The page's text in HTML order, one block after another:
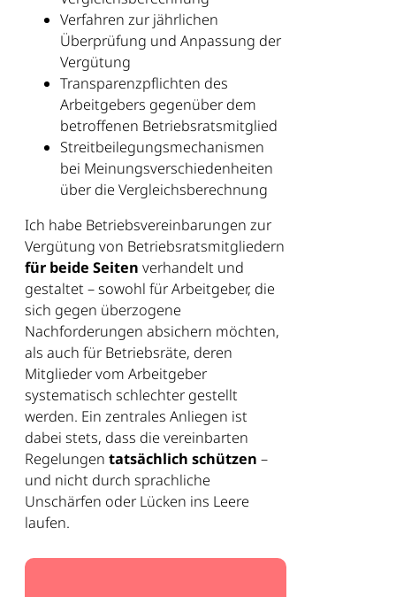
Verfahren zur jährlichen
Überprüfung und Anpassung der
Vergütung
Transparenzpflichten des
Arbeitgebers gegenüber dem
betroffenen Betriebsratsmitglied
Streitbeilegungsmechanismen
bei Meinungsverschiedenheiten
über die Vergleichsberechnung
Ich habe Betriebsvereinbarungen zur
Vergütung von Betriebsratsmitgliedern
für beide Seiten verhandelt und
gestaltet – sowohl für Arbeitgeber, die
sich gegen überzogene
Nachforderungen absichern möchten,
als auch für Betriebsräte, deren
Mitglieder vom Arbeitgeber
systematisch schlechter gestellt
werden. Ein zentrales Anliegen ist
dabei stets, dass die vereinbarten
Regelungen tatsächlich schützen –
und nicht durch sprachliche
Unschärfen oder Lücken ins Leere
laufen.